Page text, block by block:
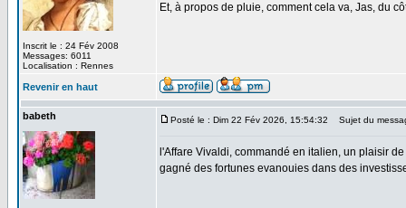
Inscrit le : 24 Fév 2008
Messages: 6011
Localisation : Rennes
Et, à propos de pluie, comment cela va, Jas, du
Revenir en haut
babeth Posté le : Dim 22 Fév 2026, 15:54:32 Sujet du
l'Affare Vivaldi, commandé en italien, un plaisir
gagné des fortunes evanouies dans des